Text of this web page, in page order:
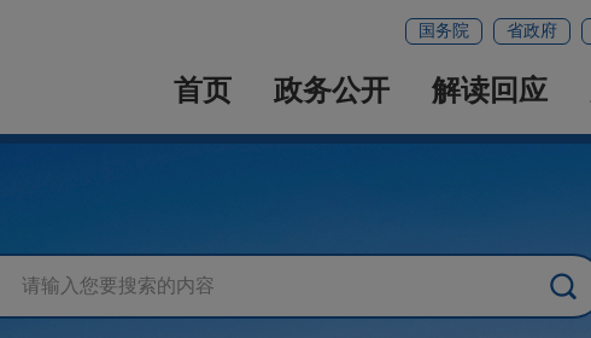
国务院 省政府
首页 政务公开 解读回应